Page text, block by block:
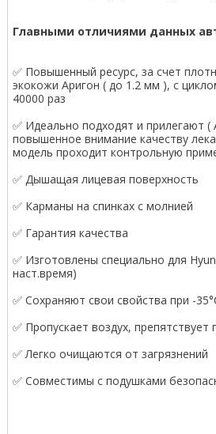
Главными отличиями данных
✅ Повышенный ресурс, за счет
экокожи Аригон ( до 1.2 мм ), с
40000 раз
✅ Идеально подходят и прилегают (
повышенное внимание качеству
модель проходит контрольную
✅ Дышащая лицевая поверхность
✅ Карманы на спинках с молнией
✅ Гарантия качества
✅ Изготовлены специально для
наст.время)
✅ Сохраняют свои свойства при -
✅ Пропускает воздух,
✅ Легко очищаются от загрязнений
✅ Совместимы с подушками